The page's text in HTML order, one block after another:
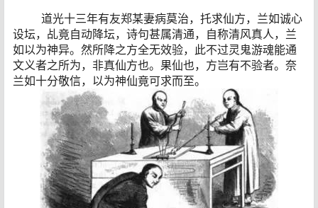
道光十三年有友郑某妻病莫治，托求仙方，兰如诚心
设坛，乩竟自动降坛，诗句甚属清通，自称清风真人，兰
如以为神异。然所降之方全无效验，此不过灵鬼游魂能通
文义者之所为，非真仙方也。果仙也，方岂有不验者。奈
兰如十分敬信，以为神仙竟可求而至。